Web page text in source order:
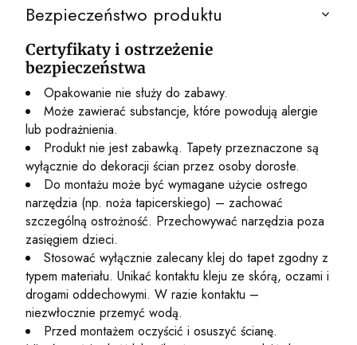
Bezpieczeństwo produktu
Certyfikaty i ostrzeżenie
bezpieczeństwa
Opakowanie nie służy do zabawy.
Może zawierać substancje, które powodują alergie
lub podrażnienia.
Produkt nie jest zabawką. Tapety przeznaczone są
wyłącznie do dekoracji ścian przez osoby dorosłe.
Do montażu może być wymagane użycie ostrego
narzędzia (np. noża tapicerskiego) – zachować
szczególną ostrożność. Przechowywać narzędzia poza
zasięgiem dzieci.
Stosować wyłącznie zalecany klej do tapet zgodny z
typem materiału. Unikać kontaktu kleju ze skórą, oczami i
drogami oddechowymi. W razie kontaktu –
niezwłocznie przemyć wodą.
Przed montażem oczyścić i osuszyć ścianę.